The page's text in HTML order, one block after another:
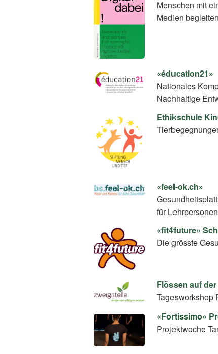
Menschen mit
Medien begleiten
«éducation21»
Nationales
Nachhaltige
Ethikschule
«feel-ok.ch»
für Lehrpersonen
«fit4future»
Die grösste
Flössen auf
Tagesworkshop
«Fortissimo»
Projektwoche